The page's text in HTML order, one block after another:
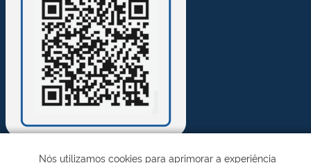
Nós utilizamos cookies para aprimorar a experiência